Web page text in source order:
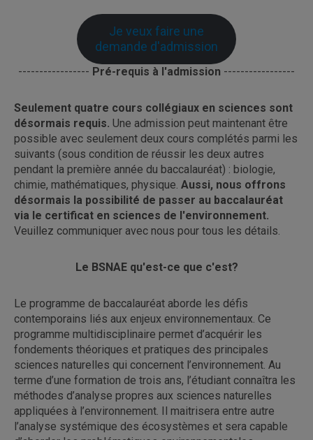
Je veux faire une
demande d'admission
----------------- Pré-requis à l'admission -----------------
Seulement quatre cours collégiaux en sciences sont
désormais requis. Une admission peut maintenant être
possible avec seulement deux cours complétés parmi les
suivants (sous condition de réussir les deux autres
pendant la première année du baccalauréat) : biologie,
chimie, mathématiques, physique. Aussi, nous offrons
désormais la possibilité de passer au baccalauréat
via le certificat en sciences de l'environnement.
Veuillez communiquer avec nous pour tous les détails.
Le BSNAE qu'est-ce que c'est?
Le programme de baccalauréat aborde les défis
contemporains liés aux enjeux environnementaux. Ce
programme multidisciplinaire permet d’acquérir les
fondements théoriques et pratiques des principales
sciences naturelles qui concernent l’environnement. Au
terme d’une formation de trois ans, l’étudiant connaîtra les
méthodes d’analyse propres aux sciences naturelles
appliquées à l’environnement. Il maitrisera entre autre
l’analyse systémique des écosystèmes et sera capable